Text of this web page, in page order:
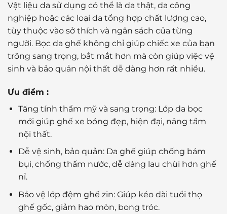
Vật liệu da sử dụng có thể là da thật, da công
nghiệp hoặc các loại da tổng hợp chất lượng cao,
tùy thuộc vào sở thích và ngân sách của từng
người. Bọc da ghế không chỉ giúp chiếc xe của bạn
trông sang trọng, bắt mắt hơn mà còn giúp việc vệ
sinh và bảo quản nội thất dễ dàng hơn rất nhiều.
Ưu điểm :
Tăng tính thẩm mỹ và sang trọng: Lớp da bọc
mới giúp ghế xe bóng đẹp, hiện đại, nâng tầm
nội thất.
Dễ vệ sinh, bảo quản: Da ghế giúp chống bám
bụi, chống thấm nước, dễ dàng lau chùi hơn ghế
nỉ.
Bảo vệ lớp đệm ghế zin: Giúp kéo dài tuổi thọ
ghế gốc, giảm hao mòn, bong tróc.